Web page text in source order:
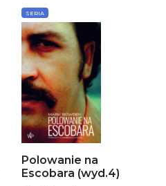
SERIA
Polowanie na
Escobara (wyd.4)